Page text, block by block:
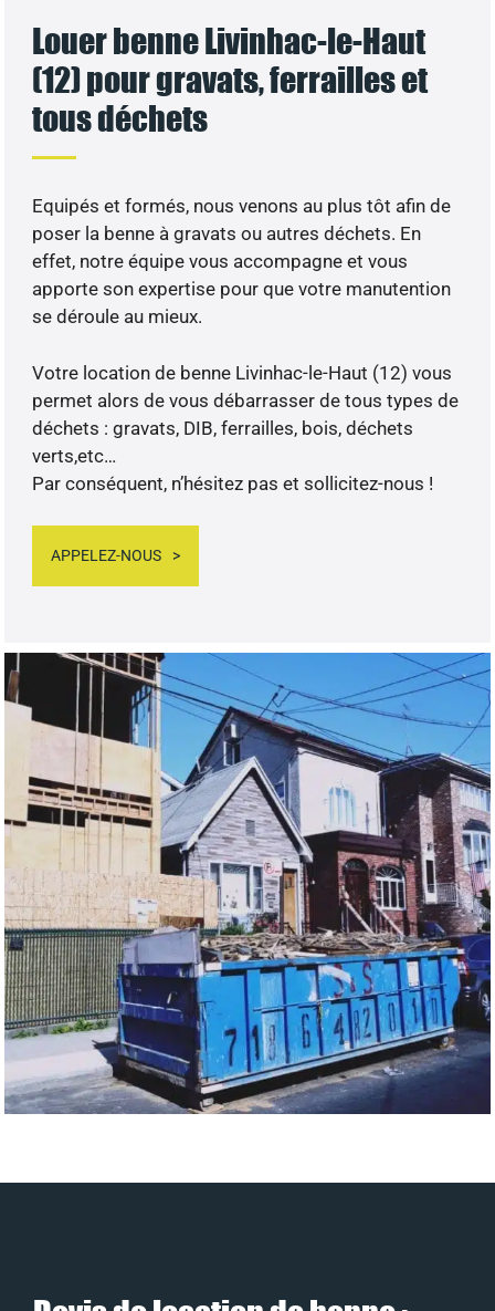
Louer benne Livinhac-le-Haut
(12) pour gravats, ferrailles et
tous déchets
Equipés et formés, nous venons au plus tôt afin de
poser la benne à gravats ou autres déchets. En
effet, notre équipe vous accompagne et vous
apporte son expertise pour que votre manutention
se déroule au mieux.
Votre location de benne Livinhac-le-Haut (12) vous
permet alors de vous débarrasser de tous types de
déchets : gravats, DIB, ferrailles, bois, déchets
verts,etc…
Par conséquent, n’hésitez pas et sollicitez-nous !
APPELEZ-NOUS